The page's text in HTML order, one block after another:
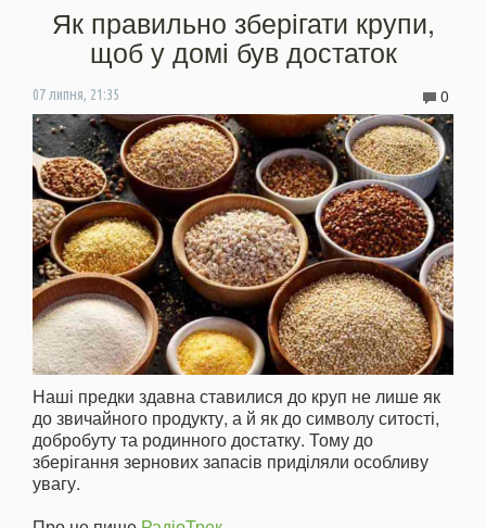
Як правильно зберігати крупи,
щоб у домі був достаток
07 липня, 21:35 0
Наші предки здавна ставилися до круп не лише як
до звичайного продукту, а й як до символу ситості,
добробуту та родинного достатку. Тому до
зберігання зернових запасів приділяли особливу
увагу.